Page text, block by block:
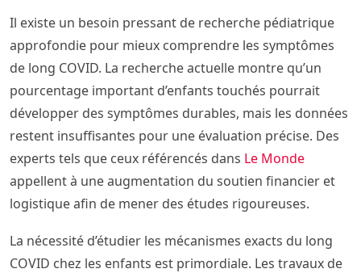
Il existe un besoin pressant de recherche pédiatrique
approfondie pour mieux comprendre les symptômes
de long COVID. La recherche actuelle montre qu’un
pourcentage important d’enfants touchés pourrait
développer des symptômes durables, mais les données
restent insuffisantes pour une évaluation précise. Des
experts tels que ceux référencés dans Le Monde
appellent à une augmentation du soutien financier et
logistique afin de mener des études rigoureuses.
La nécessité d’étudier les mécanismes exacts du long
COVID chez les enfants est primordiale. Les travaux de